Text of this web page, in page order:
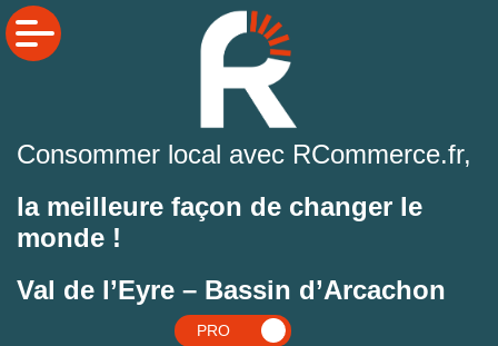
Consommer local avec RCommerce.fr,
la meilleure façon de changer le
monde !
Val de l’Eyre – Bassin d’Arcachon
PRO